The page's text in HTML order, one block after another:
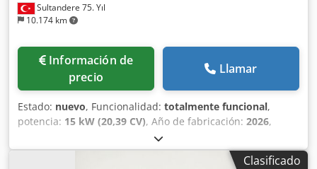
Sultandere 75. Yıl
10.174 km
Información de
precio
Llamar
Estado: nuevo, Funcionalidad: totalmente funcional,
potencia: 15 kW (20,39 CV), Año de fabricación: 2026,
Concentrador centrífugo de oro tipo Knelson y Falcon
Chedpfsytnqiex Afvja
Clasificado